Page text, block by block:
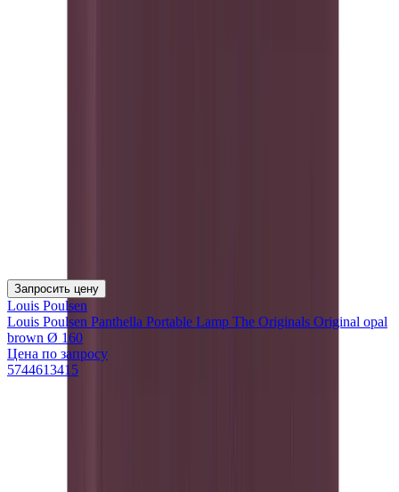
Запросить цену
Louis Poulsen
Louis Poulsen Panthella Portable Lamp The Originals Original opal
brown Ø 160
Цена по запросу
5744613415